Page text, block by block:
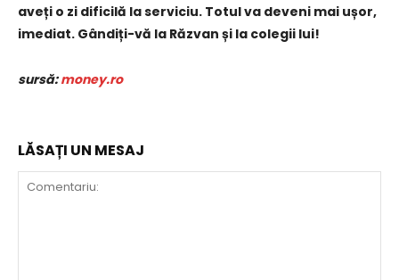
aveți o zi dificilă la serviciu. Totul va deveni mai ușor,
imediat. Gândiți-vă la Răzvan și la colegii lui!
sursă:money.ro
LĂSAȚI UN MESAJ